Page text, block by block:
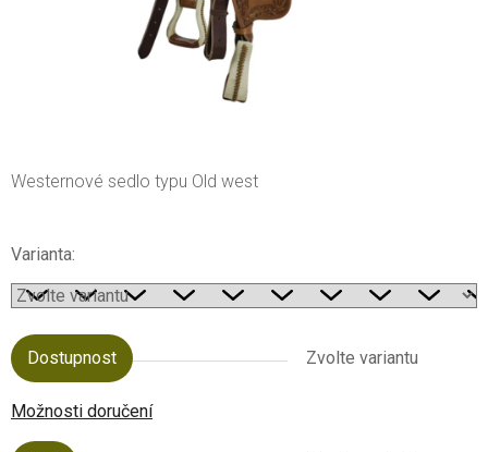
Westernové sedlo typu Old west
Varianta:
Dostupnost Zvolte variantu
Možnosti doručení